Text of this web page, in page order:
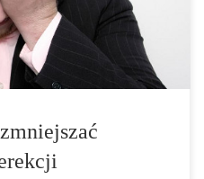
W miarę upływu czasu, […]